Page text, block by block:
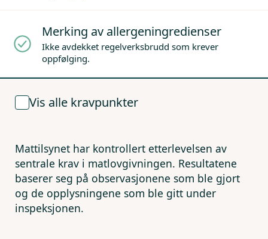
Merking av allergeningredienser
Ikke avdekket regelverksbrudd som krever
oppfølging.
Vis alle kravpunkter
Mattilsynet har kontrollert etterlevelsen av
sentrale krav i matlovgivningen. Resultatene
baserer seg på observasjonene som ble gjort
og de opplysningene som ble gitt under
inspeksjonen.